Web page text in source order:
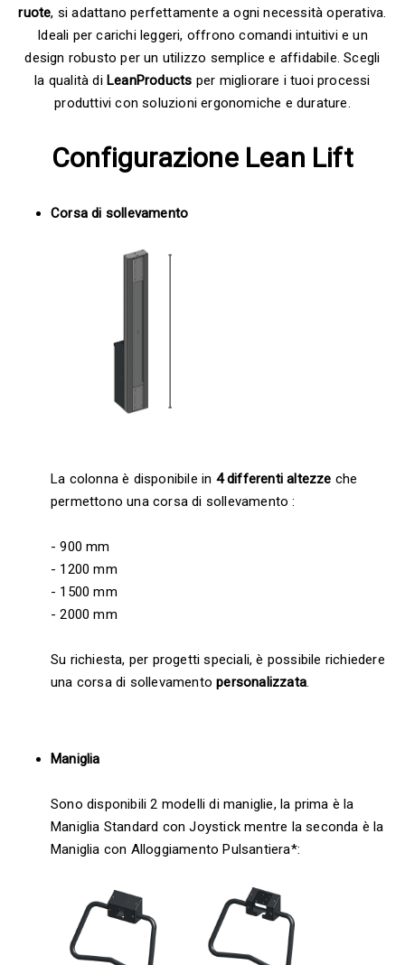
ruote, si adattano perfettamente a ogni necessità operativa.
Ideali per carichi leggeri, offrono comandi intuitivi e un
design robusto per un utilizzo semplice e affidabile. Scegli
la qualità diLeanProducts per migliorare i tuoi processi
produttivi con soluzioni ergonomiche e durature.
Configurazione Lean Lift
Corsa di sollevamento
La colonna è disponibile in 4 differenti altezze che
permettono una corsa di sollevamento :
- 900 mm
- 1200 mm
- 1500 mm
- 2000 mm
Su richiesta, per progetti speciali, è possibile richiedere
una corsa di sollevamentopersonalizzata.
Maniglia
Sono disponibili 2 modelli di maniglie, la prima è la
Maniglia Standard con Joystick mentre la seconda è la
Maniglia con Alloggiamento Pulsantiera*: